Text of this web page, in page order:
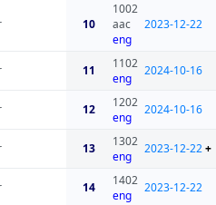
10
1002
aac
eng
2023-12-22
11
1102
eng
2024-10-16
12
1202
eng
2024-10-16
13
1302
eng
2023-12-22+
14
1402
eng
2023-12-22